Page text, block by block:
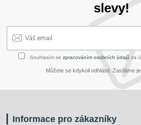
slevy!
Souhlasím se zpracováním osobních údajů za
Můžete se kdykoli odhlásit. Zasíláme
Informace pro zákazníky